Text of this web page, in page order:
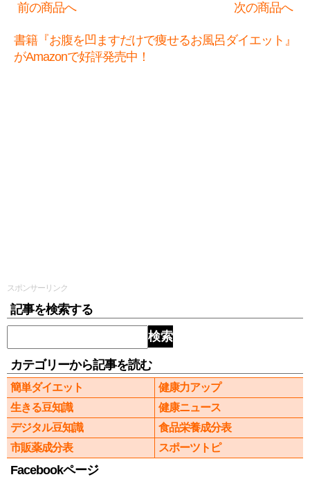
前の商品へ 次の商品へ
書籍『お腹を凹ますだけで痩せるお風呂ダイエット』
がAmazonで好評発売中！
スポンサーリンク
記事を検索する
検索
カテゴリーから記事を読む
簡単ダイエット
健康力アップ
生きる豆知識
健康ニュース
デジタル豆知識
食品栄養成分表
市販薬成分表
スポーツトピ
Facebookページ